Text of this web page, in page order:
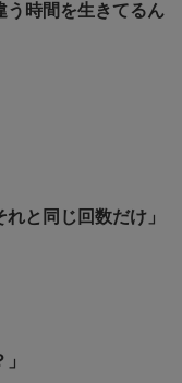
時間を生きてるん
と同じ回数だけ」